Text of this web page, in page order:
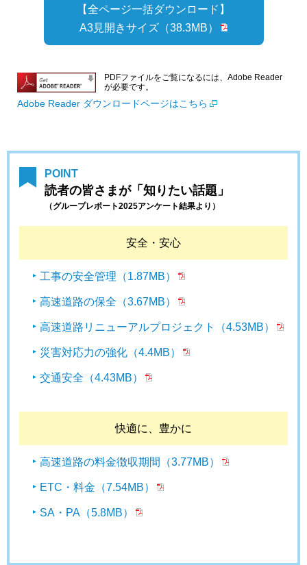
【全ページ一括ダウンロード】
A3見開きサイズ （38.3MB）
PDFファイルをご覧になるには、Adobe Reader
が必要です。
Adobe Reader ダウンロードページはこちら
POINT
読者の皆さまが「知りたい話題」
（グループレポート2025アンケート結果より）
安全・安心
工事の安全管理（1.87MB）
高速道路の保全（3.67MB）
高速道路リニューアルプロジェクト（4.53MB）
災害対応力の強化（4.4MB）
交通安全（4.43MB）
快適に、豊かに
高速道路の料金徴収期間（3.77MB）
ETC・料金（7.54MB）
SA・PA（5.8MB）